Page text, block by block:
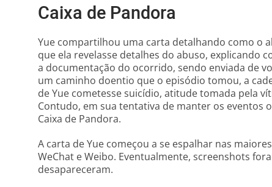
Caixa de Pandora
Yue compartilhou uma carta detalhando como o
que ela revelasse detalhes do abuso, explicando
a documentação do ocorrido, sendo enviada de
um caminho doentio que o episódio tomou, a
de Yue cometesse suicídio, atitude tomada pela
Contudo, em sua tentativa de manter os eventos
Caixa de Pandora.
A carta de Yue começou a se espalhar nas
WeChat e Weibo. Eventualmente, screenshots
desapareceram.